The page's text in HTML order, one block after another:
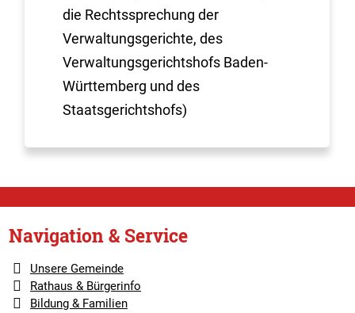
die Rechtssprechung der
Verwaltungsgerichte, des
Verwaltungsgerichtshofs Baden-
Württemberg und des
Staatsgerichtshofs)
Navigation & Service
Unsere Gemeinde
Rathaus & Bürgerinfo
Bildung & Familien